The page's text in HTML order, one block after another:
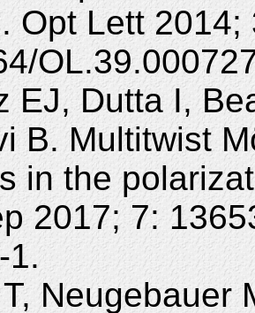
Opt Lett
EJ, Dutta I,
B. Multitwist
in the
2017; 7:
1.
Neugebauer